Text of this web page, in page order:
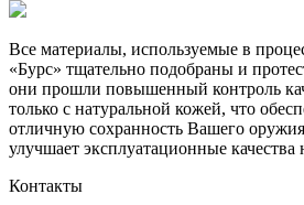
Все материалы, используемые в
«Бурс» тщательно подобраны и
они прошли повышенный контроль
только с натуральной кожей, что
отличную сохранность Вашего
улучшает эксплуатационные
Контакты